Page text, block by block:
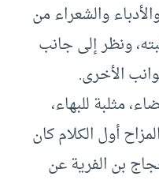
والشعراء من
ونظر إلى جانب
الأخرى.
مثلبة للبهاء،
أول الكلام كان
بن الفرية عن